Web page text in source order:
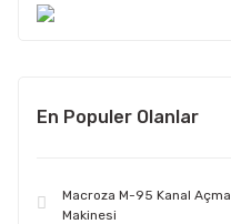
En Populer Olanlar
Macroza M-95 Kanal Açma
Makinesi